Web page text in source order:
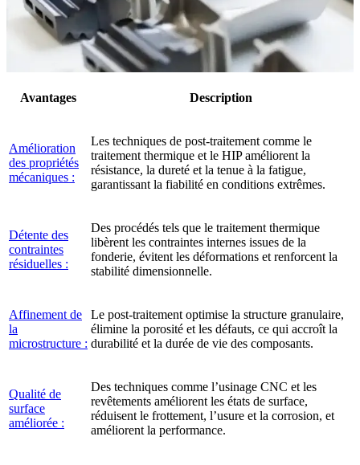
Avantages Description
Amélioration
des propriétés
mécaniques :
Les techniques de post-traitement comme le
traitement thermique et le HIP améliorent la
résistance, la dureté et la tenue à la fatigue,
garantissant la fiabilité en conditions extrêmes.
Détente des
contraintes
résiduelles :
Des procédés tels que le traitement thermique
libèrent les contraintes internes issues de la
fonderie, évitent les déformations et renforcent la
stabilité dimensionnelle.
Affinement de
la
microstructure :
Le post-traitement optimise la structure granulaire,
élimine la porosité et les défauts, ce qui accroît la
durabilité et la durée de vie des composants.
Qualité de
surface
améliorée :
Des techniques comme l’usinage CNC et les
revêtements améliorent les états de surface,
réduisent le frottement, l’usure et la corrosion, et
améliorent la performance.